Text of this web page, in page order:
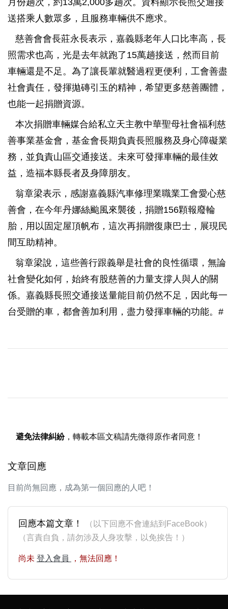
月份趟次，約13萬2,000多趟次。資料顯示長照交通接
送搭乘人數眾多，且服務車輛供不應求。
慈善會會長莊永長表示，嘉義縣老年人口比率高，長
照需求也高，光是去年就跑了15萬趟接送，然而目前
車輛還是不足。為了讓長輩就醫過程更便利，工會善盡
社會責任，發揮拋磚引玉的精神，希望更多慈善團體，
也能一起捐贈資源。
本次捐贈車輛媒合給私立天主教中華聖母社會福利慈
善事業基金會，基金會長期負責長照服務及身心障礙業
務，並負責山區交通接送。未來可發揮車輛的最佳效
益，造福本縣長者及身障朋友。
翁章梁表示，感謝嘉義縣汽車修理業職業工會愛心慈
善會，在今年丹娜絲颱風來襲後，捐贈156顆報廢輪
胎，用以固定屋頂帆布，這次再捐贈復康巴士，展現民
間互助精神。
翁章梁說，這些善行跟義舉是社會的良性循環，無論
社會變化如何，始終有股慈善的力量支撐人與人的關
係。嘉義縣長照交通接送量能目前仍然不足，因此每一
台受贈的車，都會善加利用，盡力發揮車輛的功能。#
避免法律糾紛，轉載本區文稿請先徵得原作者同意！
文章回應
目前尚無回應，成為第一個回應的人吧！
回應本篇文章！
（以下回應不會連結到FaceBook）
（言責自負，請勿涉及人身攻擊，以免挨告！）
尚未 登入會員 ，無法回應！